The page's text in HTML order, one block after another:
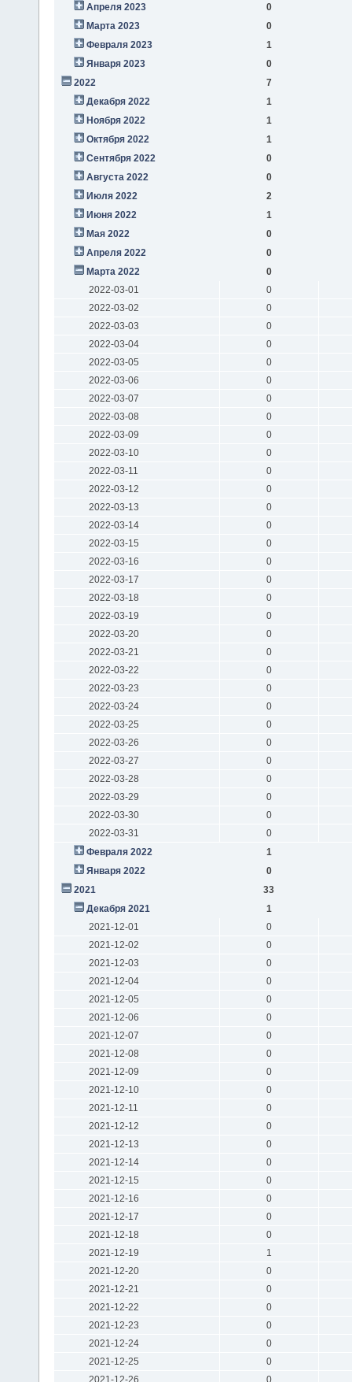
Апреля 2023
0
Марта 2023
0
Февраля 2023
1
Января 2023
0
2022
7
Декабря 2022
1
Ноября 2022
1
Октября 2022
1
Сентября 2022
0
Августа 2022
0
Июля 2022
2
Июня 2022
1
Мая 2022
0
Апреля 2022
0
Марта 2022
0
2022-03-01
0
2022-03-02
0
2022-03-03
0
2022-03-04
0
2022-03-05
0
2022-03-06
0
2022-03-07
0
2022-03-08
0
2022-03-09
0
2022-03-10
0
2022-03-11
0
2022-03-12
0
2022-03-13
0
2022-03-14
0
2022-03-15
0
2022-03-16
0
2022-03-17
0
2022-03-18
0
2022-03-19
0
2022-03-20
0
2022-03-21
0
2022-03-22
0
2022-03-23
0
2022-03-24
0
2022-03-25
0
2022-03-26
0
2022-03-27
0
2022-03-28
0
2022-03-29
0
2022-03-30
0
2022-03-31
0
Февраля 2022
1
Января 2022
0
2021
33
Декабря 2021
1
2021-12-01
0
2021-12-02
0
2021-12-03
0
2021-12-04
0
2021-12-05
0
2021-12-06
0
2021-12-07
0
2021-12-08
0
2021-12-09
0
2021-12-10
0
2021-12-11
0
2021-12-12
0
2021-12-13
0
2021-12-14
0
2021-12-15
0
2021-12-16
0
2021-12-17
0
2021-12-18
0
2021-12-19
1
2021-12-20
0
2021-12-21
0
2021-12-22
0
2021-12-23
0
2021-12-24
0
2021-12-25
0
2021-12-26
0